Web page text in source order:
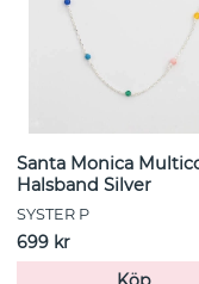
Santa Monica
Halsband Silver
SYSTER P
699 kr